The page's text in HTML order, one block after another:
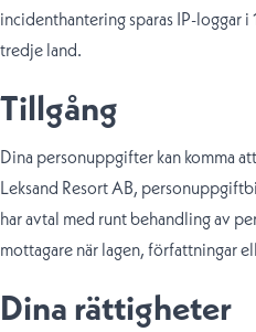
incidenthantering sparas IP-loggar i
tredje land.
Tillgång
Dina personuppgifter kan komma
Leksand Resort AB,
har avtal med runt behandling av
mottagare när lagen, författningar
Dina rättigheter